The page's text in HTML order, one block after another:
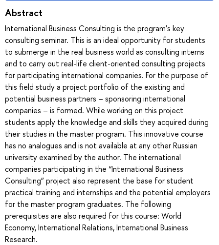
Abstract
International Business Consulting is the program's key
consulting seminar. This is an ideal opportunity for students
to submerge in the real business world as consulting interns
and to carry out real-life client-oriented consulting projects
for participating international companies. For the purpose of
this field study a project portfolio of the existing and
potential business partners – sponsoring international
companies – is formed. While working on this project
students apply the knowledge and skills they acquired during
their studies in the master program. This innovative course
has no analogues and is not available at any other Russian
university examined by the author. The international
companies participating in the “International Business
Consulting” project also represent the base for student
practical training and internships and the potential employers
for the master program graduates. The following
prerequisites are also required for this course: World
Economy, International Relations, International Business
Research.